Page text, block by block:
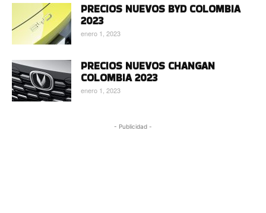
PRECIOS NUEVOS BYD COLOMBIA
2023
enero 1, 2023
PRECIOS NUEVOS CHANGAN
COLOMBIA 2023
enero 1, 2023
- Publicidad -